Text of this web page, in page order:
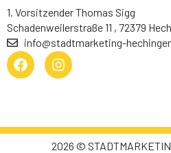
1. Vorsitzender Thomas Sigg
Schadenweilerstraße 11 , 72379
info@stadtmarketing-
2026 ©